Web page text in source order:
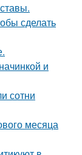
сделать
и
сотни
месяца